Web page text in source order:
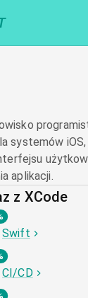
systemów
aplikacji.
z XCode
Swift
CI/CD